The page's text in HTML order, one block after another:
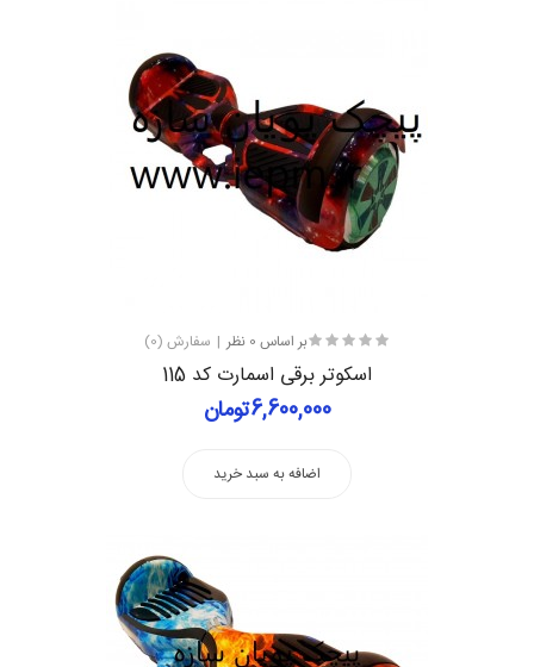
بر اساس 0 نظر سفارش (0)
اسکوتر برقی اسمارت کد 115
6,600,000تومان
اضافه به سبد خرید